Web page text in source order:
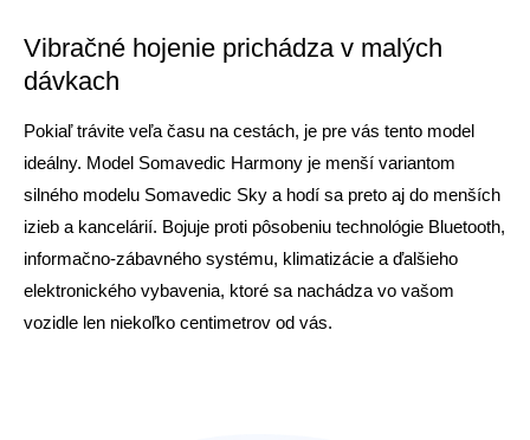
Vibračné hojenie prichádza v malých
dávkach
Pokiaľ trávite veľa času na cestách, je pre vás tento model
ideálny. Model Somavedic Harmony je menší variantom
silného modelu Somavedic Sky a hodí sa preto aj do menších
izieb a kancelárií. Bojuje proti pôsobeniu technológie Bluetooth,
informačno-zábavného systému, klimatizácie a ďalšieho
elektronického vybavenia, ktoré sa nachádza vo vašom
vozidle len niekoľko centimetrov od vás.